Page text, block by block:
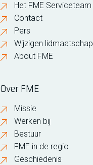
Het FME Serviceteam
Contact
Pers
Wijzigen lidmaatschap
About FME
Over FME
Missie
Werken bij
Bestuur
FME in de regio
Geschiedenis